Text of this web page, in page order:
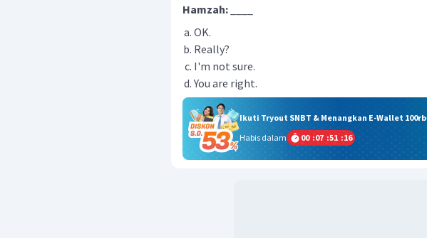
Hamzah:
OK.
Really?
I'm not sure.
You are right.
Ikuti Tryout SNBT & Menangkan E-Wallet 100rb
Habis dalam
00 :07 :51 :16